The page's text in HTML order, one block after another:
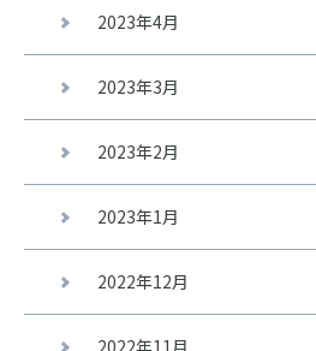
2023年4月
2023年3月
2023年2月
2023年1月
2022年12月
2022年11月